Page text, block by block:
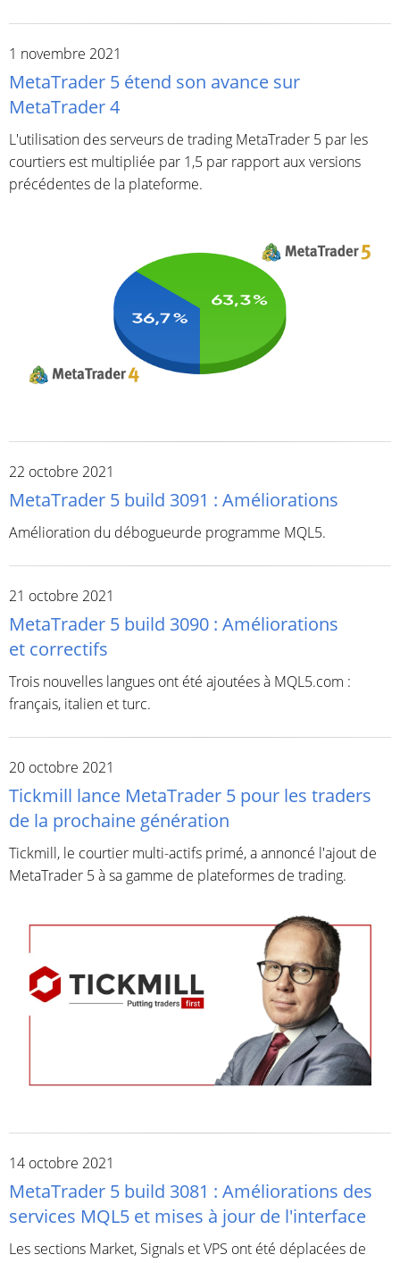
1 novembre 2021
MetaTrader 5 étend son avance sur
MetaTrader 4
L'utilisation des serveurs de trading MetaTrader 5 par les
courtiers est multipliée par 1,5 par rapport aux versions
précédentes de la plateforme.
22 octobre 2021
MetaTrader 5 build 3091 : Améliorations
Amélioration du débogueurde programme MQL5.
21 octobre 2021
MetaTrader 5 build 3090 : Améliorations
et correctifs
Trois nouvelles langues ont été ajoutées à MQL5.com :
français, italien et turc.
20 octobre 2021
Tickmill lance MetaTrader 5 pour les traders
de la prochaine génération
Tickmill, le courtier multi-actifs primé, a annoncé l'ajout de
MetaTrader 5 à sa gamme de plateformes de trading.
14 octobre 2021
MetaTrader 5 build 3081 : Améliorations des
services MQL5 et mises à jour de l'interface
Les sections Market, Signals et VPS ont été déplacées de